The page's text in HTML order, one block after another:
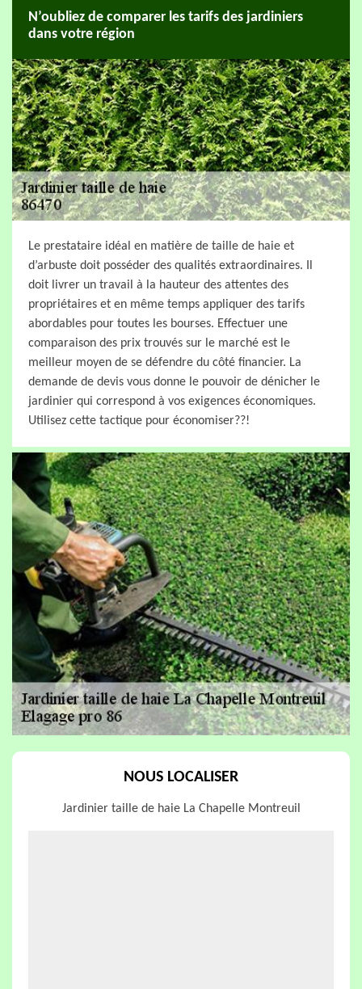
N’oubliez de comparer les tarifs des jardiniers
dans votre région
Le prestataire idéal en matière de taille de haie et
d’arbuste doit posséder des qualités extraordinaires. Il
doit livrer un travail à la hauteur des attentes des
propriétaires et en même temps appliquer des tarifs
abordables pour toutes les bourses. Effectuer une
comparaison des prix trouvés sur le marché est le
meilleur moyen de se défendre du côté financier. La
demande de devis vous donne le pouvoir de dénicher le
jardinier qui correspond à vos exigences économiques.
Utilisez cette tactique pour économiser??!
NOUS LOCALISER
Jardinier taille de haie La Chapelle Montreuil